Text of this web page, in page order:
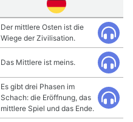
Der mittlere Osten ist die
Wiege der Zivilisation.
Das Mittlere ist meins.
Es gibt drei Phasen im
Schach: die Eröffnung, das
mittlere Spiel und das Ende.